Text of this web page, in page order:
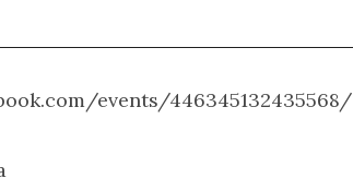
events/446345132435568/